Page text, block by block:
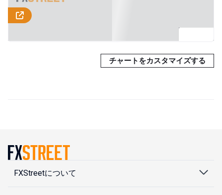
チャートをカスタマイズする
FXStreetについて